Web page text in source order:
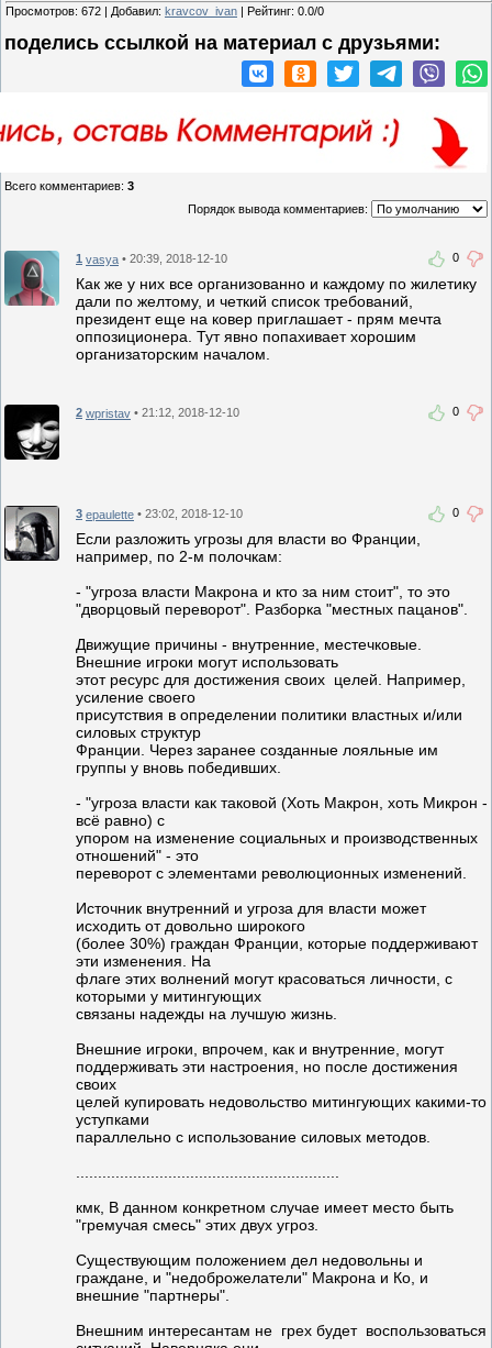
Просмотров: 672 | Добавил: kravcov_ivan | Рейтинг: 0.0/0
поделись ссылкой на материал c друзьями:
Всего комментариев: 3
Порядок вывода комментариев:
0
1 vasya • 20:39, 2018-12-10
Как же у них все организованно и каждому по жилетику
дали по желтому, и четкий список требований,
президент еще на ковер приглашает - прям мечта
оппозиционера. Тут явно попахивает хорошим
организаторским началом.
0
2 wpristav • 21:12, 2018-12-10
0
3 epaulette • 23:02, 2018-12-10
Если разложить угрозы для власти во Франции,
например, по 2-м полочкам:
- "угроза власти Макрона и кто за ним стоит", то это
"дворцовый переворот". Разборка "местных пацанов".
Движущие причины - внутренние, местечковые.
Внешние игроки могут использовать
этот ресурс для достижения своих целей. Например,
усиление своего
присутствия в определении политики властных и/или
силовых структур
Франции. Через заранее созданные лояльные им
группы у вновь победивших.
- "угроза власти как таковой (Хоть Макрон, хоть Микрон -
всё равно) с
упором на изменение социальных и производственных
отношений" - это
переворот с элементами революционных изменений.
Источник внутренний и угроза для власти может
исходить от довольно широкого
(более 30%) граждан Франции, которые поддерживают
эти изменения. На
флаге этих волнений могут красоваться личности, с
которыми у митингующих
связаны надежды на лучшую жизнь.
Внешние игроки, впрочем, как и внутренние, могут
поддерживать эти настроения, но после достижения
своих
целей купировать недовольство митингующих какими-то
уступками
параллельно с использование силовых методов.
кмк, В данном конкретном случае имеет место быть
"гремучая смесь" этих двух угроз.
Существующим положением дел недовольны и
граждане, и "недоброжелатели" Макрона и Ко, и
внешние "партнеры".
Внешним интересантам не грех будет воспользоваться